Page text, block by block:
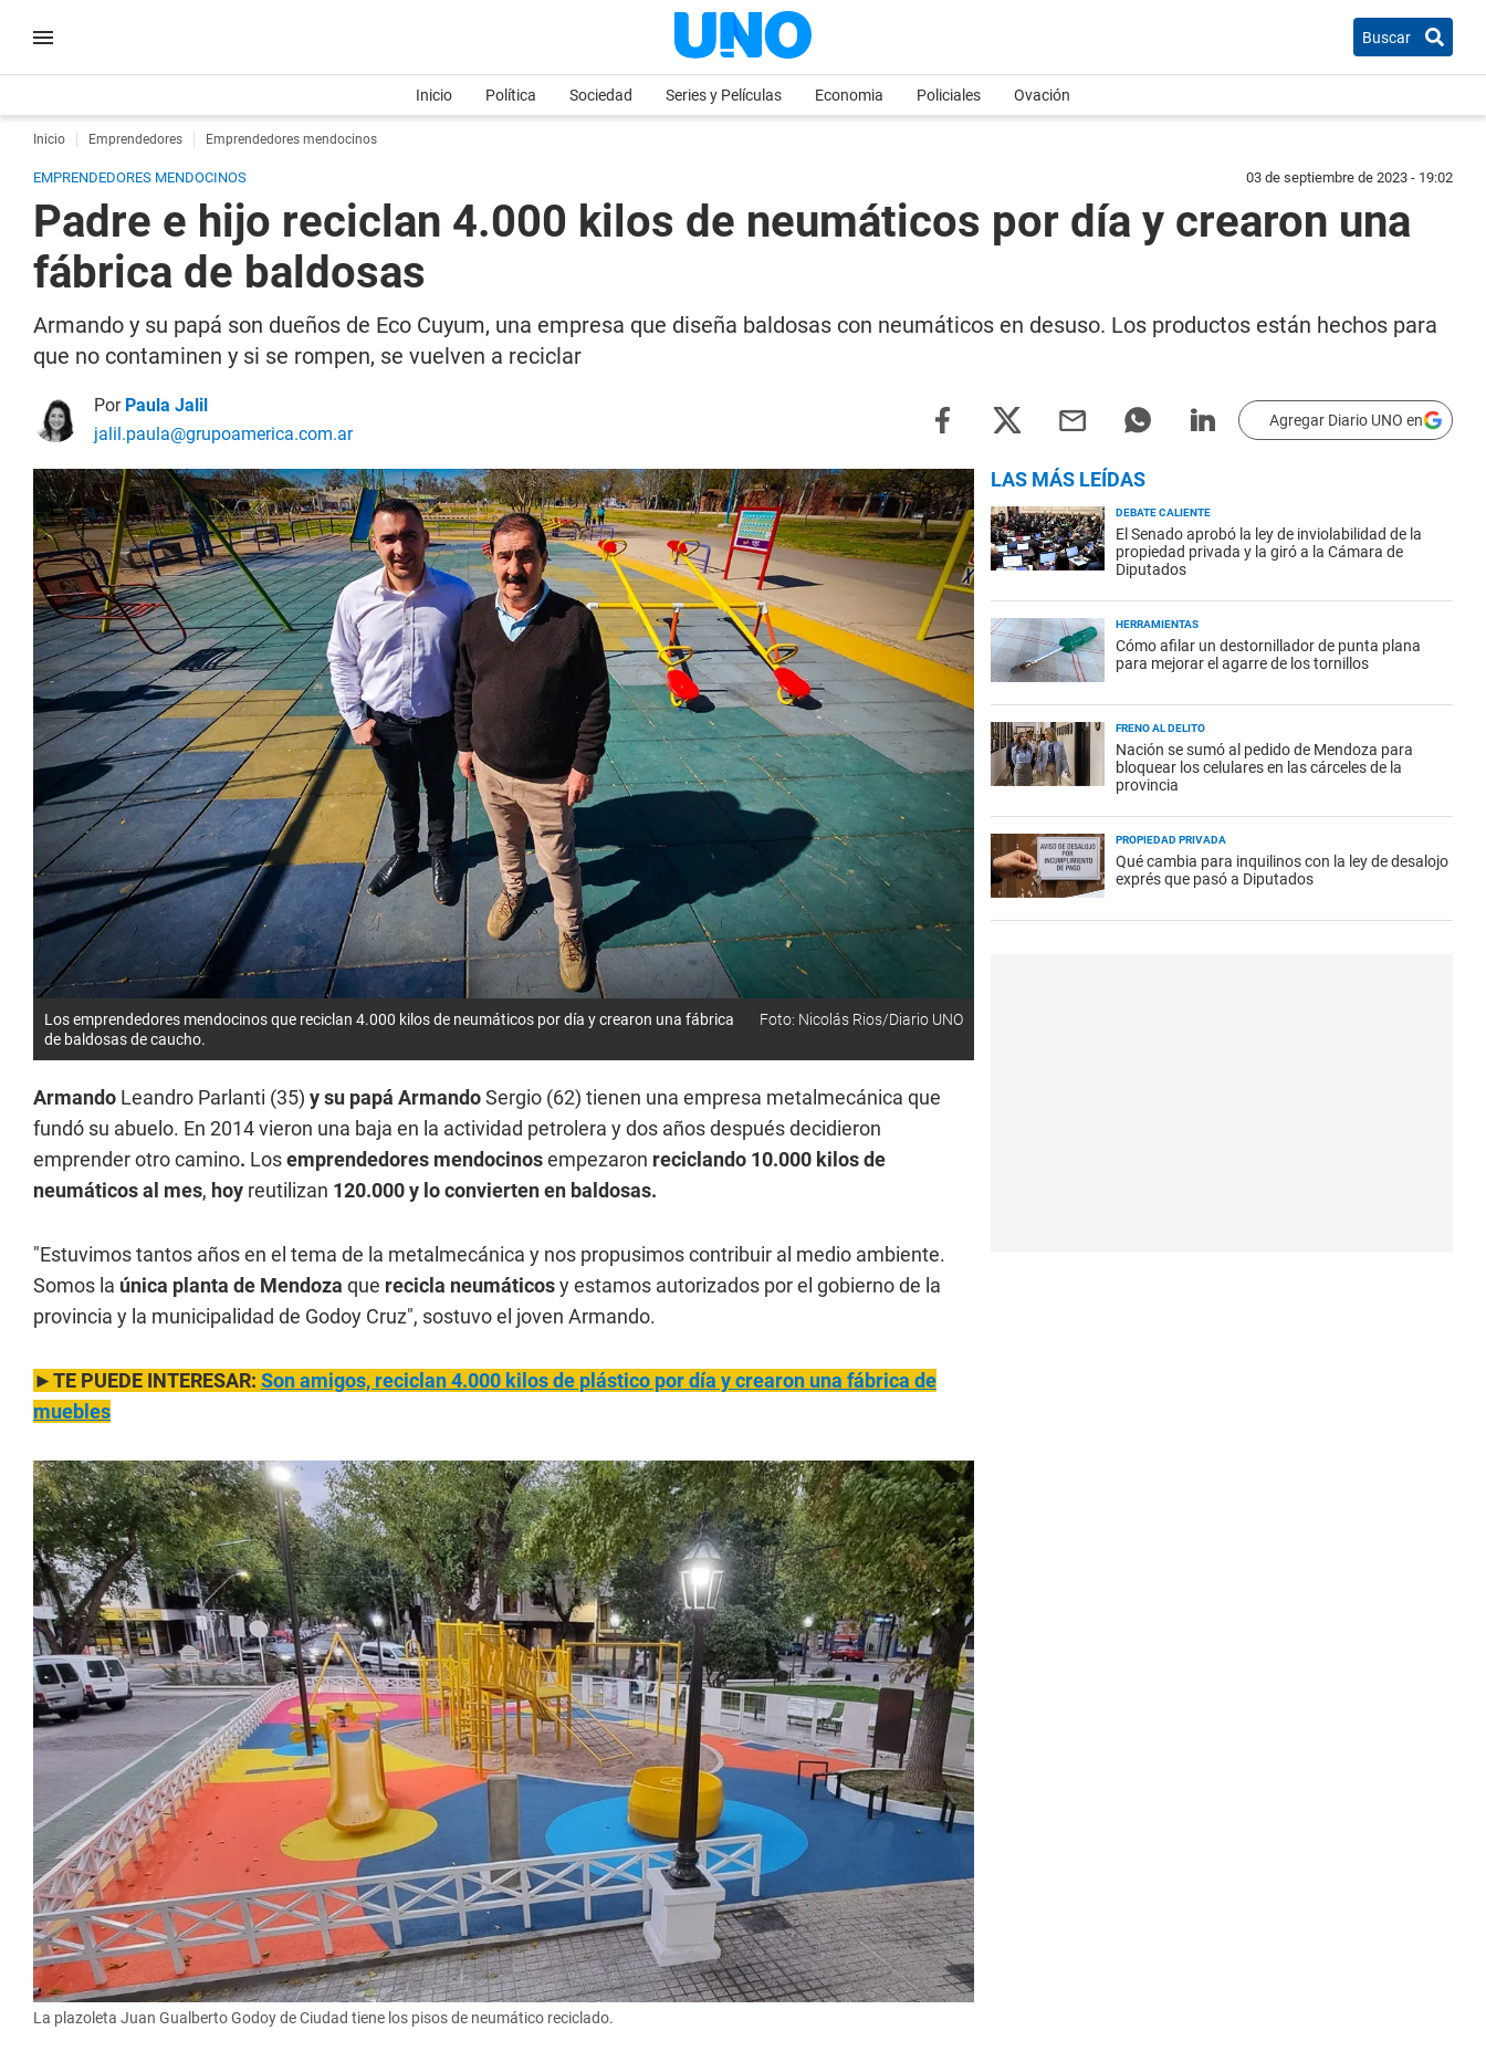
Buscar
Inicio Política Sociedad Series y Películas Economia Policiales Ovación
Inicio Emprendedores Emprendedores mendocinos
EMPRENDEDORES MENDOCINOS 03 de septiembre de 2023 - 19:02
Padre e hijo reciclan 4.000 kilos de neumáticos por día y crearon una
fábrica de baldosas
Armando y su papá son dueños de Eco Cuyum, una empresa que diseña baldosas con neumáticos en desuso. Los productos están hechos para
que no contaminen y si se rompen, se vuelven a reciclar
Por Paula Jalil
jalil.paula@grupoamerica.com.ar
Agregar Diario UNO en
Los emprendedores mendocinos que reciclan 4.000 kilos de neumáticos por día y crearon una fábrica
de baldosas de caucho.
Foto: Nicolás Rios/Diario UNO
Armando Leandro Parlanti (35) y su papá ArmandoSergio (62) tienen una empresa metalmecánica que
fundó su abuelo. En 2014 vieron una baja en la actividad petrolera y dos años después decidieron
emprender otro camino. Losemprendedores mendocinosempezaron reciclando 10.000 kilos de
neumáticos al mes, hoy reutilizan 120.000y lo convierten en baldosas.
"Estuvimos tantos años en el tema de la metalmecánica y nos propusimos contribuir al medio ambiente.
Somos la única planta de Mendoza que recicla neumáticosy estamos autorizados por el gobierno de la
provincia y la municipalidad de Godoy Cruz", sostuvo el joven Armando.
►TE PUEDE INTERESAR: Son amigos, reciclan 4.000 kilos de plástico por día y crearon una fábrica de
muebles
La plazoleta Juan Gualberto Godoy de Ciudad tiene los pisos de neumático reciclado.
LAS MÁS LEÍDAS
DEBATE CALIENTE
El Senado aprobó la ley de inviolabilidad de la
propiedad privada y la giró a la Cámara de
Diputados
HERRAMIENTAS
Cómo afilar un destornillador de punta plana
para mejorar el agarre de los tornillos
FRENO AL DELITO
Nación se sumó al pedido de Mendoza para
bloquear los celulares en las cárceles de la
provincia
PROPIEDAD PRIVADA
Qué cambia para inquilinos con la ley de desalojo
exprés que pasó a Diputados